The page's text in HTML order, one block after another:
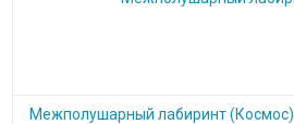
Межполушарный лабиринт (Космос)